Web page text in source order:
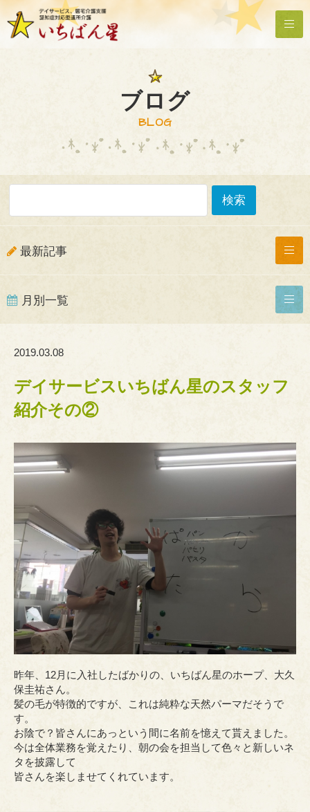
ブログ
BLOG
最新記事
月別一覧
2019.03.08
デイサービスいちばん星のスタッフ
紹介その②
昨年、12月に入社したばかりの、いちばん星のホープ、大久
保圭祐さん。
髪の毛が特徴的ですが、これは純粋な天然パーマだそうで
す。
お陰で？皆さんにあっという間に名前を憶えて貰えました。
今は全体業務を覚えたり、朝の会を担当して色々と新しいネ
タを披露して
皆さんを楽しませてくれています。